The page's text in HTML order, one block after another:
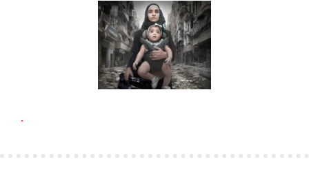
.